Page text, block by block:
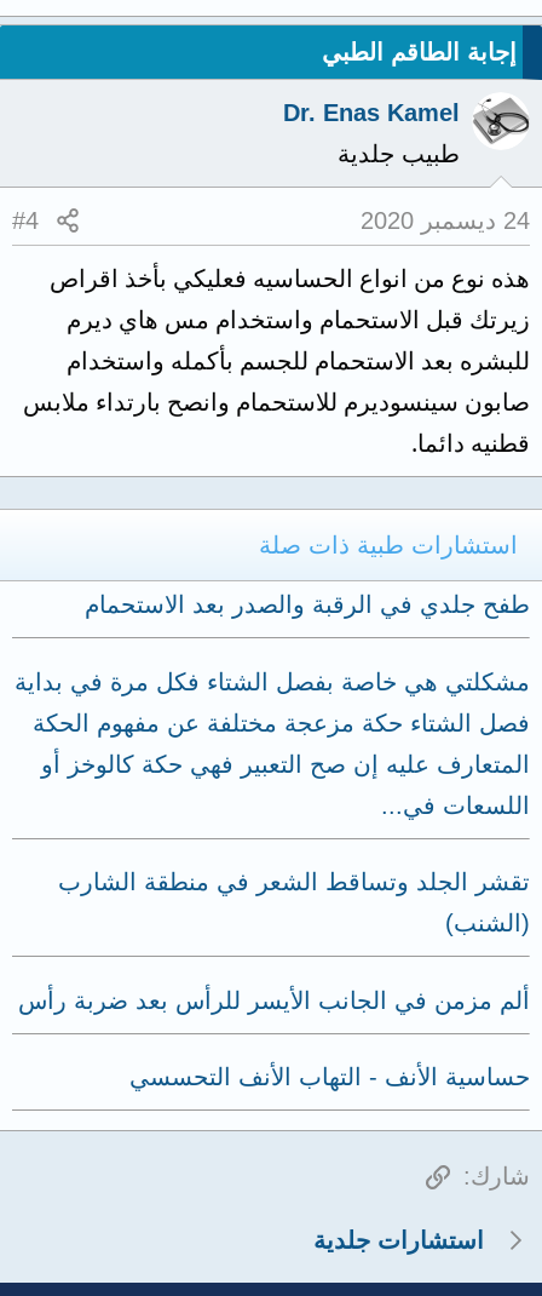
إجابة الطاقم الطبي
Dr. Enas Kamel
طبيب جلدية
24 ديسمبر 2020 #4
هذه نوع من انواع الحساسيه فعليكي بأخذ اقراص
زيرتك قبل الاستحمام واستخدام مس هاي ديرم
للبشره بعد الاستحمام للجسم بأكمله واستخدام
صابون سينسوديرم للاستحمام وانصح بارتداء ملابس
قطنيه دائما.
استشارات طبية ذات صلة
طفح جلدي في الرقبة والصدر بعد الاستحمام
مشكلتي هي خاصة بفصل الشتاء فكل مرة في بداية
فصل الشتاء حكة مزعجة مختلفة عن مفهوم الحكة
المتعارف عليه إن صح التعبير فهي حكة كالوخز أو
اللسعات في...
تقشر الجلد وتساقط الشعر في منطقة الشارب
(الشنب)
ألم مزمن في الجانب الأيسر للرأس بعد ضربة رأس
حساسية الأنف - التهاب الأنف التحسسي
شارك: الرابط
استشارات جلدية